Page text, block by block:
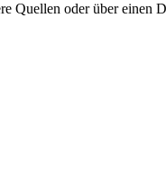
Quellen oder über